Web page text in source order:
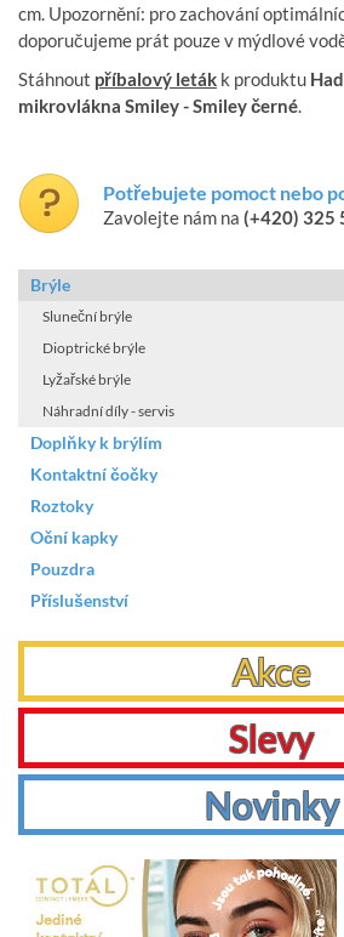
cm. Upozornění: pro zachování
doporučujeme prát pouze v mýdlové
Stáhnout příbalový leták k produktu
mikrovlákna Smiley - Smiley černé
Potřebujete pomoct nebo
Zavolejte nám na (+420) 325
Brýle
Sluneční brýle
Dioptrické brýle
Lyžařské brýle
Náhradní díly - servis
Doplňky k brýlím
Kontaktní čočky
Roztoky
Oční kapky
Pouzdra
Příslušenství
Akce
Slevy
Novinky